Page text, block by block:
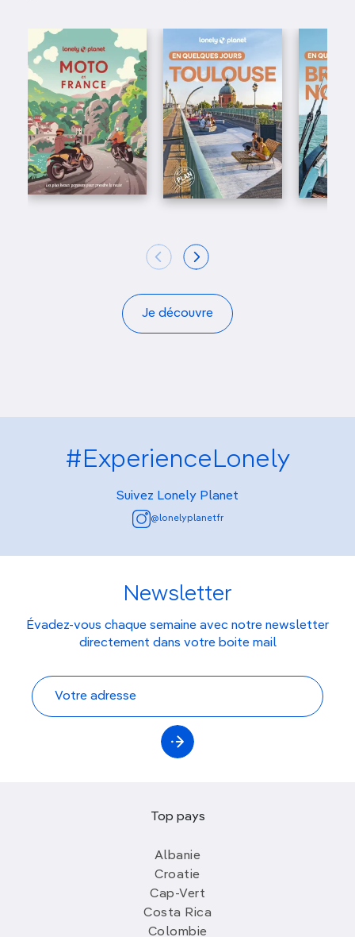
Je découvre
#ExperienceLonely
Suivez Lonely Planet
@lonelyplanetfr
Newsletter
Évadez-vous chaque semaine avec notre newsletter
directement dans votre boite mail
Top pays
Albanie
Croatie
Cap-Vert
Costa Rica
Colombie